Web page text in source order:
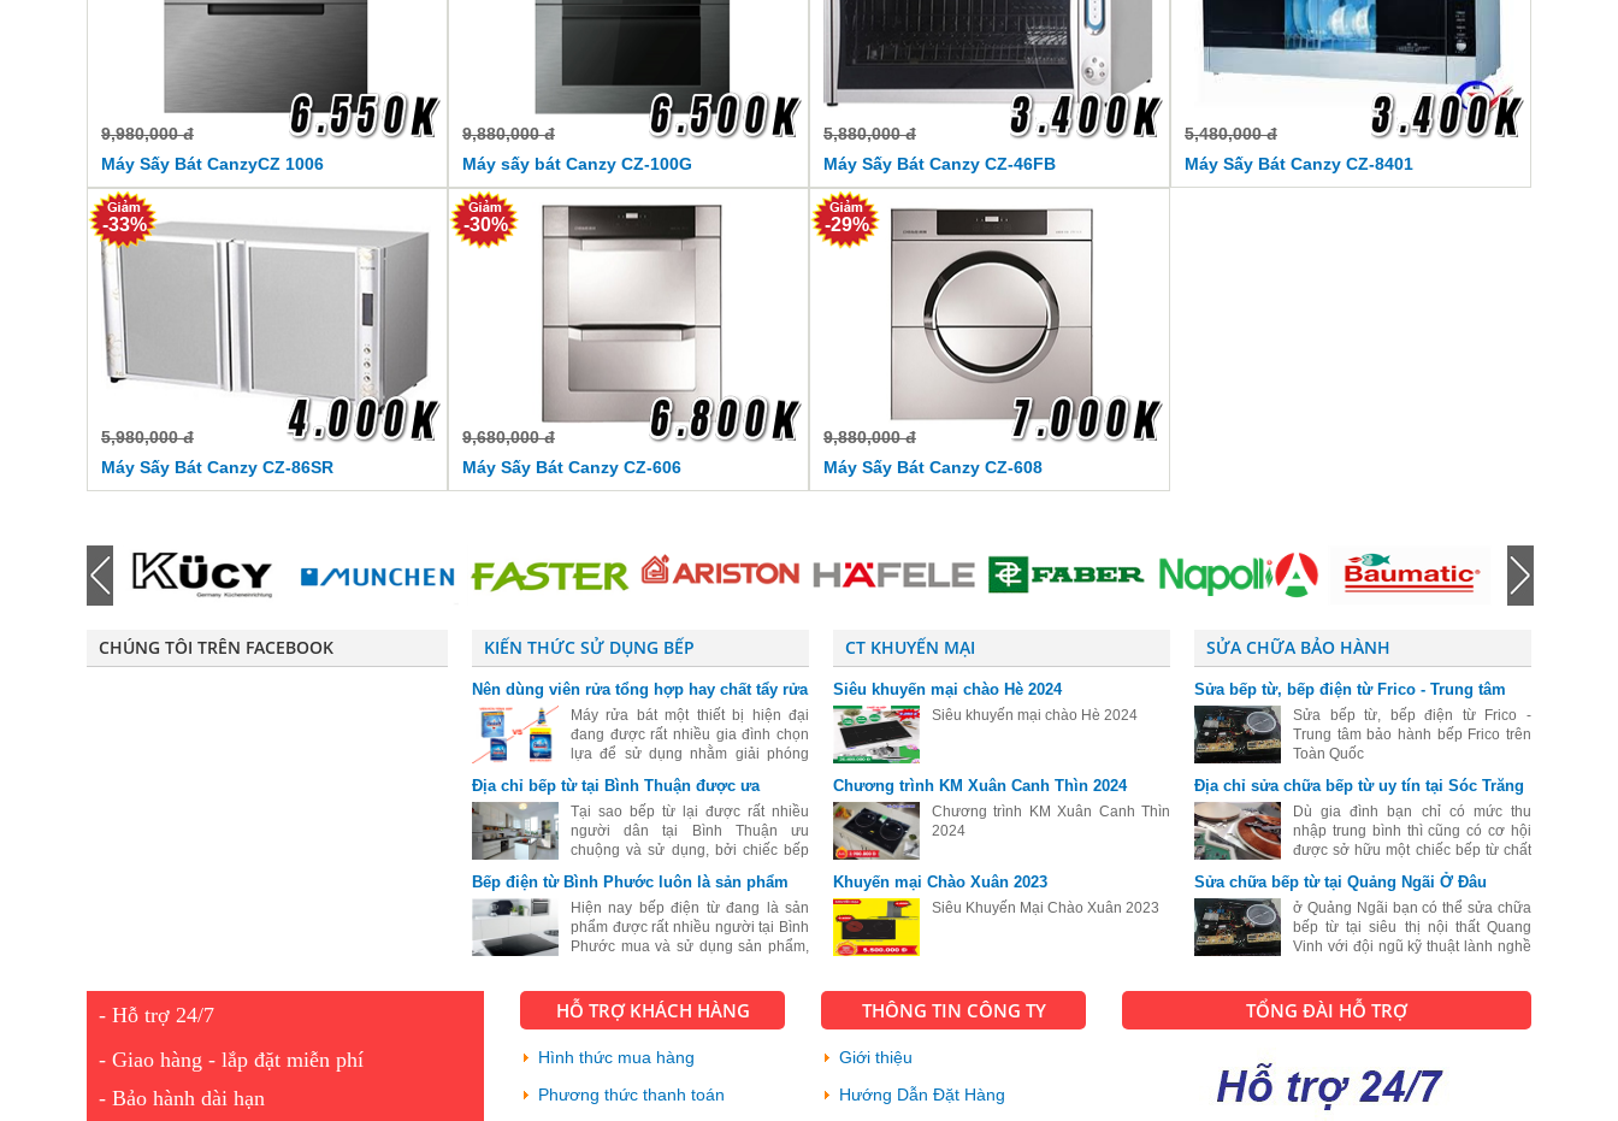
9,980,000 đ
Máy Sấy Bát CanzyCZ 1006
9,880,000 đ
Máy sấy bát Canzy CZ-100G
5,880,000 đ
Máy Sấy Bát Canzy CZ-46FB
5,480,000 đ
Máy Sấy Bát Canzy CZ-8401
5,980,000 đ
Máy Sấy Bát Canzy CZ-86SR
-33%
9,680,000 đ
Máy Sấy Bát Canzy CZ-606
-30%
9,880,000 đ
Máy Sấy Bát Canzy CZ-608
-29%
CHÚNG TÔI TRÊN FACEBOOK KIẾN THỨC SỬ DỤNG BẾP
Nên dùng viên rửa tổng hợp hay chất tẩy rửa
riêng biệt cho máy rửa bátMáy rửa bát một thiết bị hiện đại
đang được rất nhiều gia đình chọn
lựa để sử dụng nhằm giải phóng
việc mệt mỏi. Đối với những người
đang tìm hiểu và mới sử dụng máy
rửa
Địa chỉ bếp từ tại Bình Thuận được ưa
chuộng
Tại sao bếp từ lại được rất nhiều
người dân tại Bình Thuận ưu
chuộng và sử dụng, bởi chiếc bếp
mã đến kiểu dáng cực kỳ sang trọng
và đẹp, bếp từ còn có rất nhiều cô
Bếp điện từ Bình Phước luôn là sản phẩm
được ưa chuộngHiện nay bếp điện từ đang là sản
phẩm được rất nhiều người tại Bình
Phước mua và sử dụng sản phẩm,
CT KHUYẾN MẠI
Siêu khuyến mại chào Hè 2024
Siêu khuyến mại chào Hè 2024
Chương trình KM Xuân Canh Thìn 2024
Chương trình KM Xuân Canh Thìn
2024
Khuyến mại Chào Xuân 2023
Siêu Khuyến Mại Chào Xuân 2023
SỬA CHỮA BẢO HÀNH
Sửa bếp từ, bếp điện từ Frico - Trung tâm
bảo hành bếp Frico trên Toàn Quốc
Sửa bếp từ, bếp điện từ Frico -
Trung tâm bảo hành bếp Frico trên
Toàn Quốc
Địa chỉ sửa chữa bếp từ uy tín tại Sóc Trăng
Dù gia đình bạn chỉ có mức thu
nhập trung bình thì cũng có cơ hội
được sở hữu một chiếc bếp từ chất
lượng tốt. Cũng chính vì vậy mà
hiện nay số lượng người dân sống
tại Sóc Trăng lựa chọn bếp từ để để
Sửa chữa bếp từ tại Quảng Ngãi Ở Đâu
ở Quảng Ngãi bạn có thể sửa chữa
bếp từ tại siêu thị nội thất Quang
Vinh với đội ngũ kỹ thuật lành nghề
hoạt động như lúc mới mua.
- Hỗ trợ 24/7
- Giao hàng - lắp đặt miễn phí
- Bảo hành dài hạn
HỖ TRỢ KHÁCH HÀNG
Hình thức mua hàng
Phương thức thanh toán
THÔNG TIN CÔNG TY
Giới thiệu
Hướng Dẫn Đặt Hàng
TỔNG ĐÀI HỖ TRỢ